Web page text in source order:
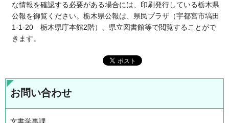
な情報を確認する必要がある場合には、印刷発行している栃木県
公報を御覧ください。栃木県公報は、県民プラザ（宇都宮市塙田
1-1-20 栃木県庁本館2階）、県立図書館等で閲覧することがで
きます。
お問い合わせ